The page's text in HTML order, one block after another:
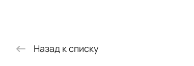
Назад к списку